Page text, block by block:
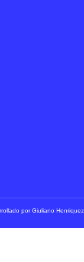
por Giuliano Henriquez